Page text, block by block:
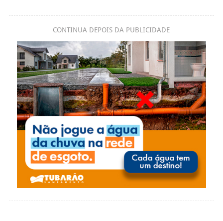
CONTINUA DEPOIS DA PUBLICIDADE